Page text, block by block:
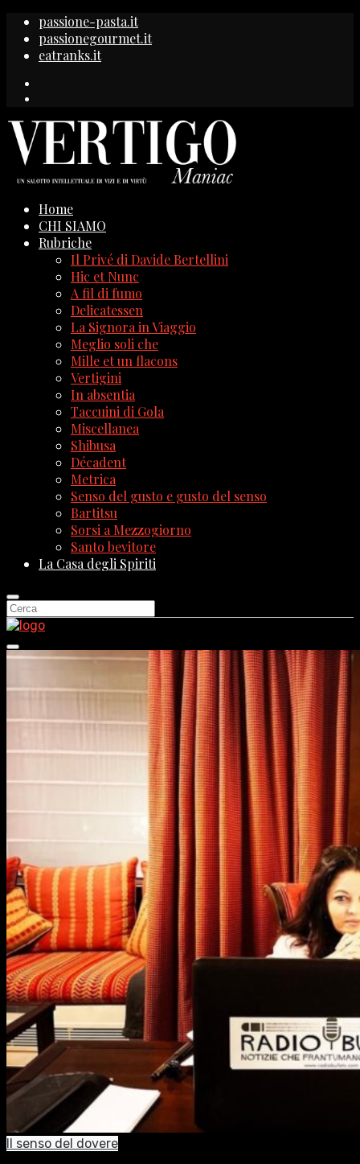
passione-pasta.it
passionegourmet.it
eatranks.it
Home
CHI SIAMO
Rubriche
Il Privé di Davide Bertellini
Hic et Nunc
A fil di fumo
Delicatessen
La Signora in Viaggio
Meglio soli che
Mille et un flacons
Vertigini
In absentia
Taccuini di Gola
Miscellanea
Shibusa
Décadent
Metrica
Senso del gusto e gusto del senso
Bartitsu
Sorsi a Mezzogiorno
Santo bevitore
La Casa degli Spiriti
Il senso del dovere